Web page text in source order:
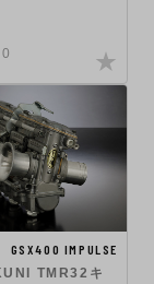
GSX400 IMPULSE
TMR32キ